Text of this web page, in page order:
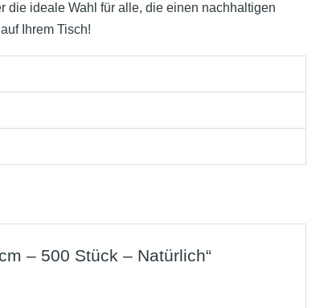
die ideale Wahl für alle, die einen nachhaltigen
Ihrem Tisch!
– 500 Stück – Natürlich“